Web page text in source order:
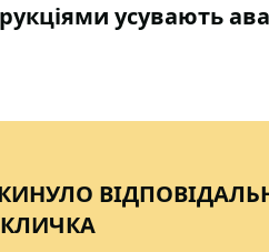
усувають